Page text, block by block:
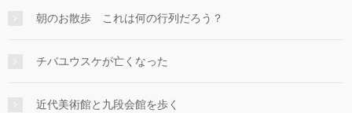
朝のお散歩 これは何の行列だろう？
チバユウスケが亡くなった
近代美術館と九段会館を歩く